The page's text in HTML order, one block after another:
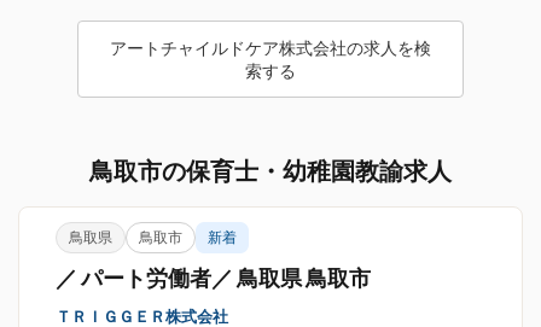
アートチャイルドケア株式会社の求人を検
索する
鳥取市の保育士・幼稚園教諭求人
鳥取県 鳥取市 新着
／ パート労働者／ 鳥取県 鳥取市
ＴＲＩＧＧＥＲ株式会社